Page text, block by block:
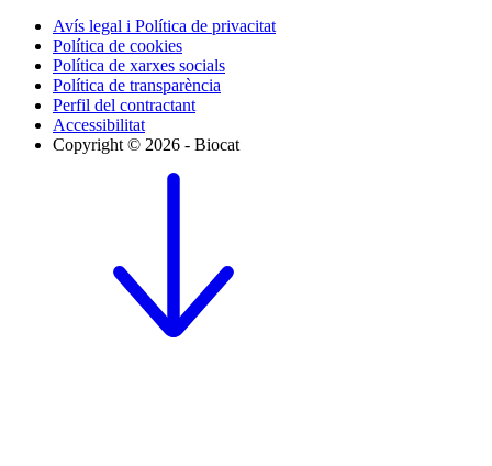
Avís legal i Política de privacitat
Política de cookies
Política de xarxes socials
Política de transparència
Perfil del contractant
Accessibilitat
Copyright © 2026 - Biocat